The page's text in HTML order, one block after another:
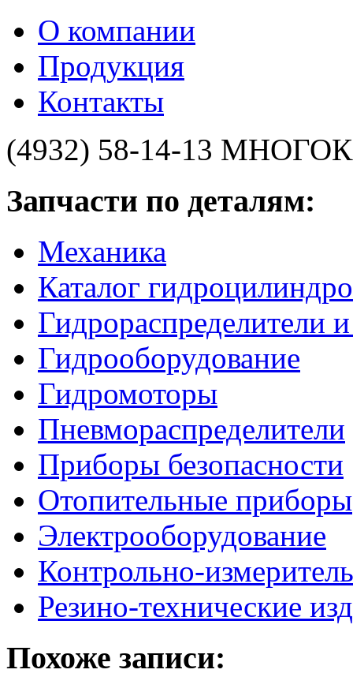
О компании
Продукция
Контакты
(4932) 58-14-13
Запчасти по деталям:
Механика
Каталог
Гидрораспределители
Гидрооборудование
Гидромоторы
Пневмораспределители
Приборы безопасности
Отопительные приборы
Электрооборудование
Контрольно-
Резино-технические
Похоже записи: